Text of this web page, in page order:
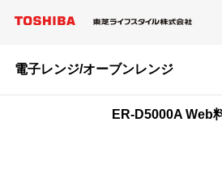
電子レンジ/オーブンレンジ
ER-D5000A Web